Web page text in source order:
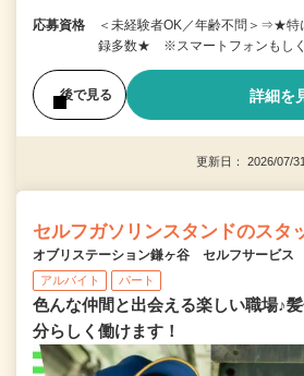
応募資格
＜未経験者OK／年齢不問＞⇒★特
録多数★ ※スマートフォンもしく
後で見る 詳細を
更新日： 2026/07/
セルフガソリンスタンドのスタ
オブリステーション鎌ヶ谷 セルフサービス
アルバイト パート
色んな仲間と出会える楽しい職場♪
分らしく働けます！